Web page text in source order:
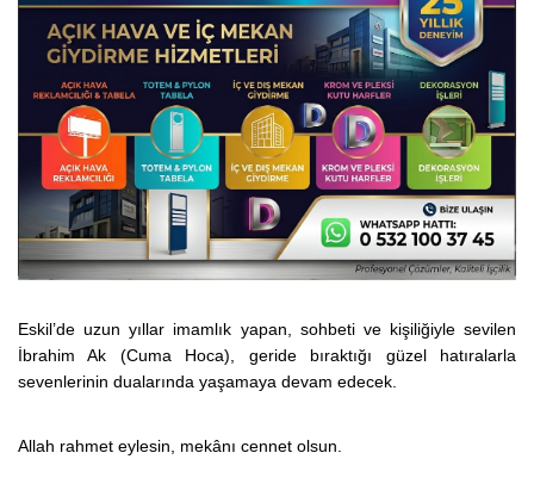
Eskil’de uzun yıllar imamlık yapan, sohbeti ve kişiliğiyle sevilen
İbrahim Ak (Cuma Hoca), geride bıraktığı güzel hatıralarla
sevenlerinin dualarında yaşamaya devam edecek.
Allah rahmet eylesin, mekânı cennet olsun.